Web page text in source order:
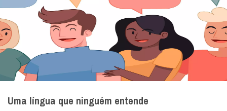
Uma língua que ninguém entende